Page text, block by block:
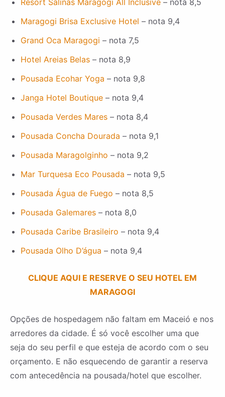
Resort Salinas Maragogi All Inclusive – nota 8,5
Maragogi Brisa Exclusive Hotel – nota 9,4
Grand Oca Maragogi – nota 7,5
Hotel Areias Belas – nota 8,9
Pousada Ecohar Yoga – nota 9,8
Janga Hotel Boutique – nota 9,4
Pousada Verdes Mares – nota 8,4
Pousada Concha Dourada – nota 9,1
Pousada Maragolginho – nota 9,2
Mar Turquesa Eco Pousada – nota 9,5
Pousada Água de Fuego – nota 8,5
Pousada Galemares – nota 8,0
Pousada Caribe Brasileiro – nota 9,4
Pousada Olho D’água – nota 9,4
CLIQUE AQUI E RESERVE O SEU HOTEL EM
MARAGOGI
Opções de hospedagem não faltam em Maceió e nos
arredores da cidade. É só você escolher uma que
seja do seu perfil e que esteja de acordo com o seu
orçamento. E não esquecendo de garantir a reserva
com antecedência na pousada/hotel que escolher.